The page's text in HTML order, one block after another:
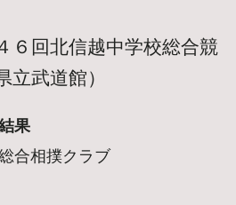
６回北信越中学校総合競
立武道館）
果
合相撲クラブ